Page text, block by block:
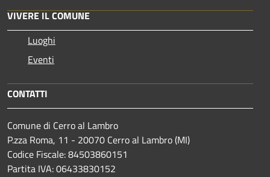
VIVERE IL COMUNE
Luoghi
Eventi
CONTATTI
Comune di Cerro al Lambro
P.zza Roma, 11 - 20070 Cerro al Lambro (MI)
Codice Fiscale: 84503860151
Partita IVA: 06433830152